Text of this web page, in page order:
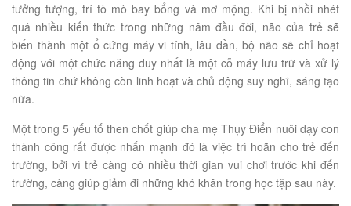
tưởng tượng, trí tò mò bay bổng và mơ mộng. Khi bị nhồi nhét
quá nhiều kiến thức trong những năm đầu đời, não của trẻ sẽ
biến thành một ổ cứng máy vi tính, lâu dần, bộ não sẽ chỉ hoạt
động với một chức năng duy nhất là một cỗ máy lưu trữ và xử lý
thông tin chứ không còn linh hoạt và chủ động suy nghĩ, sáng tạo
nữa.
Một trong 5 yếu tố then chốt giúp cha mẹ Thụy Điển nuôi dạy con
thành công rất được nhấn mạnh đó là việc trì hoãn cho trẻ đến
trường, bởi vì trẻ càng có nhiều thời gian vui chơi trước khi đến
trường, càng giúp giảm đi những khó khăn trong học tập sau này.